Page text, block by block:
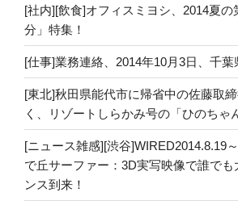
[社内][飲食]オフィスミヨシ、2014夏の
分」特集！
[仕事]業務連絡、2014年10月3日、千
[東北]秋田県能代市に帰省中の佐藤取
く、リゾートしらかみ号の「ひのちゃ
[ニュース雑感][渋谷]WIRED2014.8.19
で丘サーファー：3D実写映像で誰でも
ンス到来！